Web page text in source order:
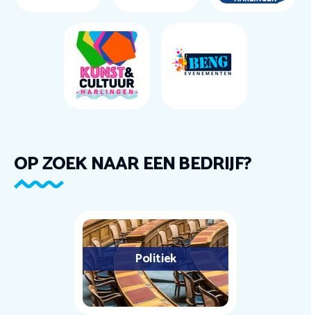
OP ZOEK NAAR EEN BEDRIJF?
Politiek